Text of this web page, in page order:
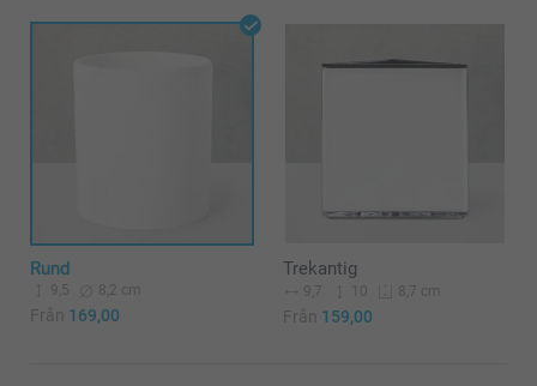
Rund
9,5 8,2 cm
Från 169,00
Trekantig
9,7 10 8,7 cm
Från 159,00